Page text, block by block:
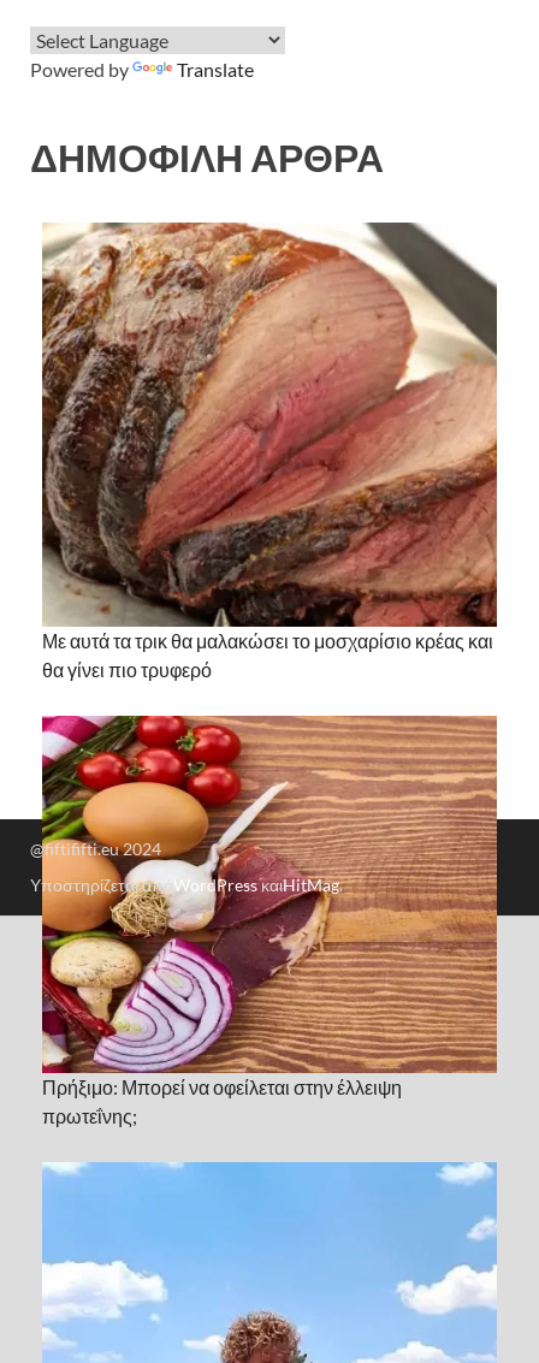
Powered by Translate
ΔΗΜΟΦΙΛΗ ΑΡΘΡΑ
Με αυτά τα τρικ θα μαλακώσει το μοσχαρίσιο κρέας και
θα γίνει πιο τρυφερό
Πρήξιμο: Μπορεί να οφείλεται στην έλλειψη
πρωτεΐνης;
@fiftififti.eu 2024
Υποστηρίζεται από WordPressκαιHitMag.